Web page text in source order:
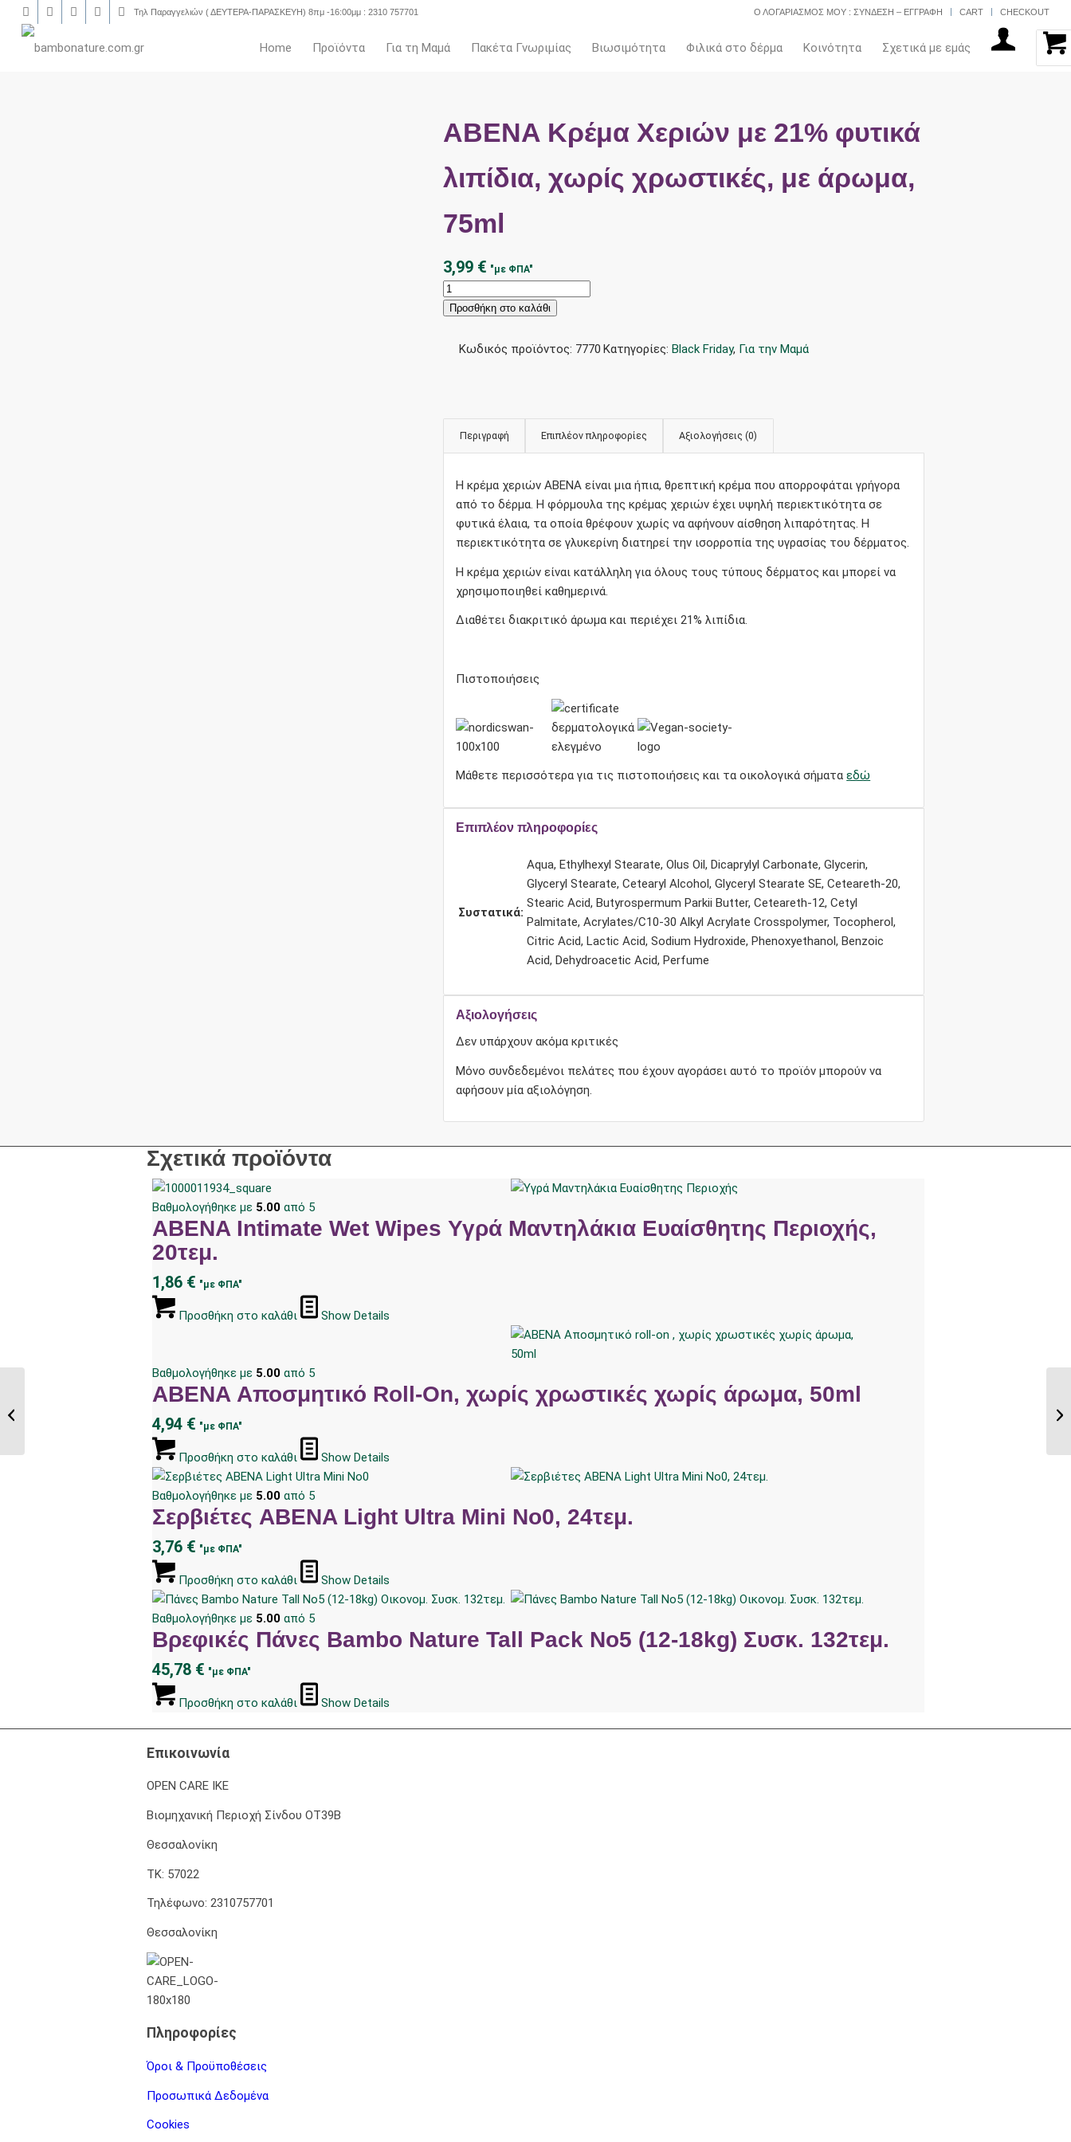
Ο ΛΟΓΑΡΙΑΣΜΟΣ ΜΟΥ : ΣΥΝΔΕΣΗ – ΕΓΓΡΑΦΗ CART CHECKOUT
Τηλ Παραγγελιών ( ΔΕΥΤΕΡΑ-ΠΑΡΑΣΚΕΥΗ) 8πμ -16:00μμ : 2310 757701
Home Προϊόντα Για τη Μαμά Πακέτα Γνωριμίας Βιωσιμότητα Φιλικά στο δέρμα Κοινότητα Σχετικά με εμάς
ABENA Κρέμα Χεριών με 21% φυτικά
λιπίδια, χωρίς χρωστικές, με άρωμα,
75ml
3,99 € "με ΦΠΑ"
ABENA
Κρέμα
χρωστικές,
άρωμα,
ποσότητα
Προσθήκη στο καλάθι
Κωδικός προϊόντος: 7770 Κατηγορίες:Black Friday, Για την Μαμά
Περιγραφή Επιπλέον πληροφορίες Αξιολογήσεις (0)
Η κρέμα χεριών ABENA είναι μια ήπια, θρεπτική κρέμα που απορροφάται γρήγορα
από το δέρμα. Η φόρμουλα της κρέμας χεριών έχει υψηλή περιεκτικότητα σε
φυτικά έλαια, τα οποία θρέφουν χωρίς να αφήνουν αίσθηση λιπαρότητας. Η
περιεκτικότητα σε γλυκερίνη διατηρεί την ισορροπία της υγρασίας του δέρματος.
Η κρέμα χεριών είναι κατάλληλη για όλους τους τύπους δέρματος και μπορεί να
χρησιμοποιηθεί καθημερινά.
Διαθέτει διακριτικό άρωμα και περιέχει 21% λιπίδια.
Πιστοποιήσεις
Μάθετε περισσότερα για τις πιστοποιήσεις και τα οικολογικά σήματαεδώ
Επιπλέον πληροφορίες
Συστατικά:
Aqua, Ethylhexyl Stearate, Olus Oil, Dicaprylyl Carbonate, Glycerin,
Glyceryl Stearate, Cetearyl Alcohol, Glyceryl Stearate SE, Ceteareth-20,
Stearic Acid, Butyrospermum Parkii Butter, Ceteareth-12, Cetyl
Palmitate, Acrylates/C10-30 Alkyl Acrylate Crosspolymer, Tocopherol,
Citric Acid, Lactic Acid, Sodium Hydroxide, Phenoxyethanol, Benzoic
Acid, Dehydroacetic Acid, Perfume
Αξιολογήσεις
Δεν υπάρχουν ακόμα κριτικές
Μόνο συνδεδεμένοι πελάτες που έχουν αγοράσει αυτό το προϊόν μπορούν να
αφήσουν μία αξιολόγηση.
Σχετικά προϊόντα
Βαθμολογήθηκε με 5.00 από 5
ABENA Intimate Wet Wipes Υγρά Μαντηλάκια Ευαίσθητης Περιοχής,
20τεμ.
1,86 € "με ΦΠΑ"
Προσθήκη στο καλάθι Show Details
Βαθμολογήθηκε με 5.00 από 5
ABENA Αποσμητικό Roll-On, χωρίς χρωστικές χωρίς άρωμα, 50ml
4,94 € "με ΦΠΑ"
Προσθήκη στο καλάθι Show Details
Βαθμολογήθηκε με 5.00 από 5
Σερβιέτες ABENA Light Ultra Mini No0, 24τεμ.
3,76 € "με ΦΠΑ"
Προσθήκη στο καλάθι Show Details
Βαθμολογήθηκε με 5.00 από 5
Βρεφικές Πάνες Bambo Nature Tall Pack No5 (12-18kg) Συσκ. 132τεμ.
45,78 € "με ΦΠΑ"
Προσθήκη στο καλάθι Show Details
Επικοινωνία
OPEN CARE IKE
Βιομηχανική Περιοχή Σίνδου ΟΤ39Β
Θεσσαλονίκη
ΤΚ: 57022
Τηλέφωνο: 2310757701
Θεσσαλονίκη
Πληροφορίες
Όροι & Προϋποθέσεις
Προσωπικά Δεδομένα
Cookies